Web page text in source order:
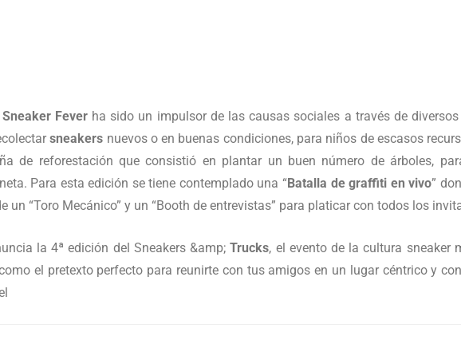
Sneaker Feverha sido un impulsor de las causas sociales a través de diversos
sneakers nuevos o en buenas condiciones, para niños de escasos
de reforestación que consistió en plantar un buen número de árboles,
Para esta edición se tiene contemplado una “Batalla de graffiti en vivo”
un “Toro Mecánico” y un “Booth de entrevistas” para platicar con todos los
la 4ª edición del Sneakers &amp;Trucks, el evento de la cultura sneaker
el pretexto perfecto para reunirte con tus amigos en un lugar céntrico y